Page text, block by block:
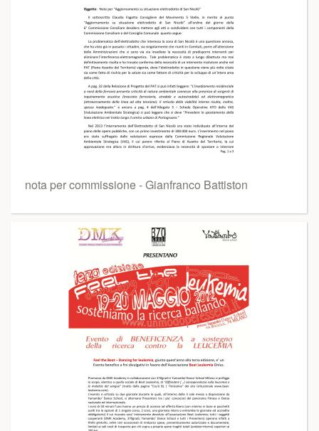
nota per commissione - Gianfranco Battiston